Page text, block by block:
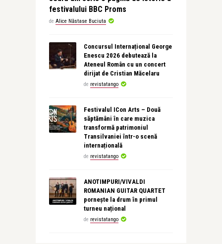
festivalului BBC Proms
de Alice Năstase Buciuta
Concursul Internațional George
Enescu 2026 debutează la
Ateneul Român cu un concert
dirijat de Cristian Măcelaru
de revistatango
Festivalul ICon Arts – Două
săptămâni în care muzica
transformă patrimoniul
Transilvaniei într-o scenă
internațională
de revistatango
ANOTIMPURI/VIVALDI
ROMANIAN GUITAR QUARTET
pornește la drum în primul
turneu național
de revistatango